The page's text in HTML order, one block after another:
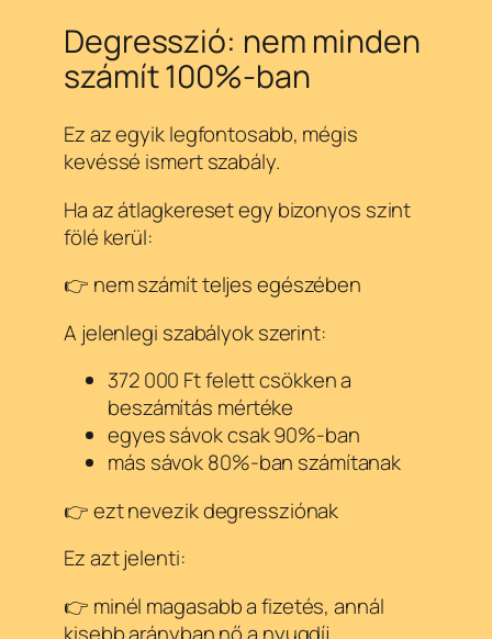
Degresszió: nem minden
számít 100%-ban
Ez az egyik legfontosabb, mégis
kevéssé ismert szabály.
Ha az átlagkereset egy bizonyos szint
fölé kerül:
👉 nem számít teljes egészében
A jelenlegi szabályok szerint:
372 000 Ft felett csökken a
beszámítás mértéke
egyes sávok csak 90%-ban
más sávok 80%-ban számítanak
👉 ezt nevezik degressziónak
Ez azt jelenti:
👉 minél magasabb a fizetés, annál
kisebb arányban nő a nyugdíj